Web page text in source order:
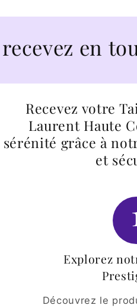
en toute
Recevez votre
Laurent Haute
sérénité grâce à
et
Explorez
Découvrez le